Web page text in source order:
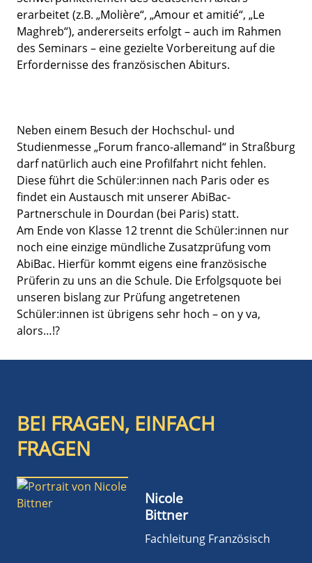
erarbeitet (z.B. „Molière“, „Amour et amitié“, „Le
Maghreb“), andererseits erfolgt – auch im Rahmen
des Seminars – eine gezielte Vorbereitung auf die
Erfordernisse des französischen Abiturs.
Neben einem Besuch der Hochschul- und
Studienmesse „Forum franco-allemand“ in Straßburg
darf natürlich auch eine Profilfahrt nicht fehlen.
Diese führt die Schüler:innen nach Paris oder es
findet ein Austausch mit unserer AbiBac-
Partnerschule in Dourdan (bei Paris) statt.
Am Ende von Klasse 12 trennt die Schüler:innen nur
noch eine einzige mündliche Zusatzprüfung vom
AbiBac. Hierfür kommt eigens eine französische
Prüferin zu uns an die Schule. Die Erfolgsquote bei
unseren bislang zur Prüfung angetretenen
Schüler:innen ist übrigens sehr hoch – on y va,
alors…!?
BEI FRAGEN, EINFACH
FRAGEN
Nicole
Bittner
Fachleitung Französisch